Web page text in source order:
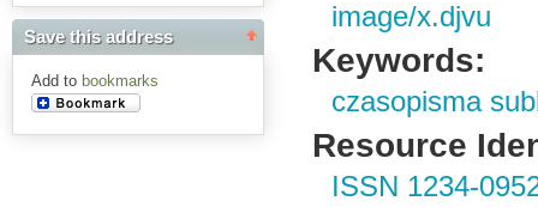
Save this address
Add to bookmarks
image/x.djvu
Keywords:
czasopisma
Resource
ISSN 1234-